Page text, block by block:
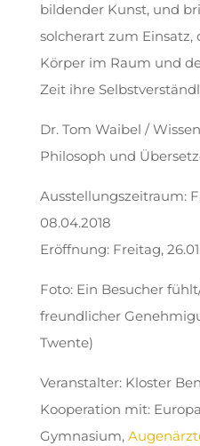
bildender Kunst, und
solcherart zum Einsatz,
Körper im Raum und
Zeit ihre
Dr. Tom Waibel /
Philosoph und
Ausstellungszeitraum:
08.04.2018
Eröffnung: Freitag,
Foto: Ein Besucher
freundlicher
Twente)
Veranstalter: Kloster
Kooperation mit:
Gymnasium,